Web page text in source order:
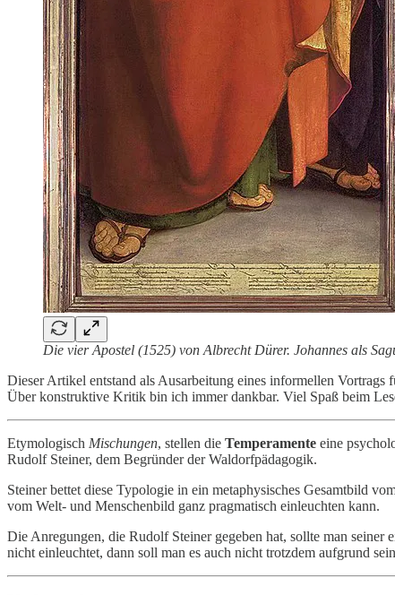
Die vier Apostel (1525) von Albrecht Dürer. Johannes als
Dieser Artikel entstand als Ausarbeitung eines informellen
Über konstruktive Kritik bin ich immer dankbar. Viel Spaß beim
Etymologisch Mischungen, stellen die Temperamente eine
Rudolf Steiner, dem Begründer der Waldorfpädagogik.
Steiner bettet diese Typologie in ein metaphysisches Gesamtbild
vom Welt- und Menschenbild ganz pragmatisch einleuchten kann.
Die Anregungen, die Rudolf Steiner gegeben hat, sollte man seiner
nicht einleuchtet, dann soll man es auch nicht trotzdem aufgrund